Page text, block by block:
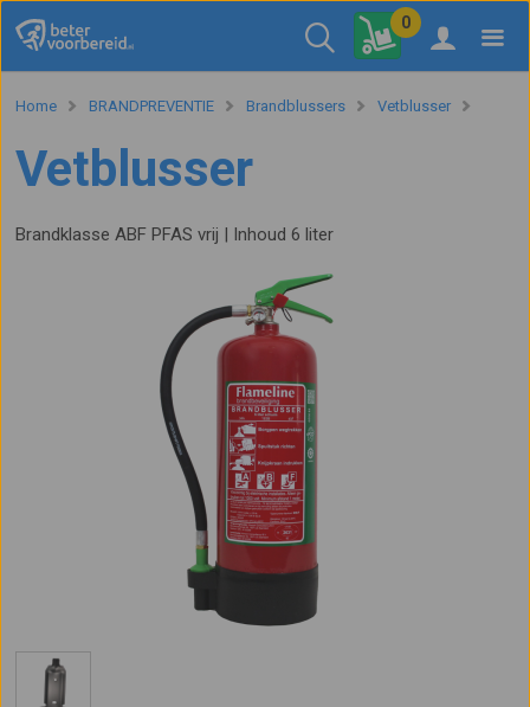
0
Home BRANDPREVENTIE Brandblussers Vetblusser
Vetblusser
Brandklasse ABF PFAS vrij | Inhoud 6 liter